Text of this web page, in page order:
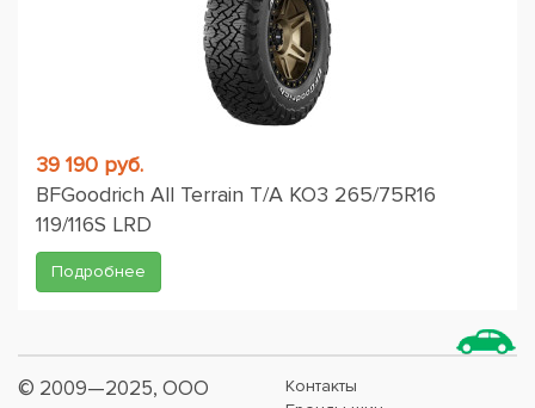
39 190 руб.
BFGoodrich All Terrain T/A KO3 265/75R16
119/116S LRD
Подробнее
© 2009—2025, ООО
Контакты